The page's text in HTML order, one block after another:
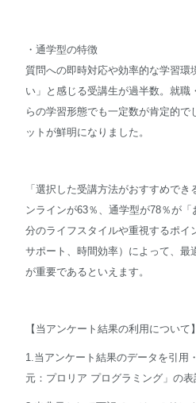
・通学型の特徴
質問への即時対応や効率的な学習環
い」と感じる受講生が過半数。就職
らの学習形態でも一定数が肯定的で
ットが鮮明になりました。
「選択した受講方法がおすすめで
ンラインが63％、通学型が78％が
分のライフスタイルや重視するポイ
サポート、時間効率）によって、最
が重要であるといえます。
【当アンケート結果の利用について】
1.当アンケート結果のデータを引用
元：プロリア プログラミング」の表